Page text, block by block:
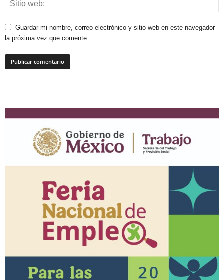
Guardar mi nombre, correo electrónico y sitio web en este navegador
la próxima vez que comente.